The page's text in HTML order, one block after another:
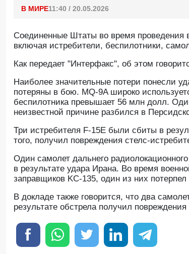
В МИРЕ11:40 / 20.05.2026
Соединенные Штаты во время проведения
включая истребители, беспилотники,
Как передает "Интерфакс", об этом
Наиболее значительные потери понесли
потеряны в бою. MQ-9A широко
беспилотника превышает 56 млн долл.
неизвестной причине разбился в
Три истребителя F-15E были сбиты в
того, получил повреждения стелс-
Один самолет дальнего
в результате удара Ирана. Во время
заправщиков KC-135, один из них
В докладе также говорится, что два
результате обстрела получил